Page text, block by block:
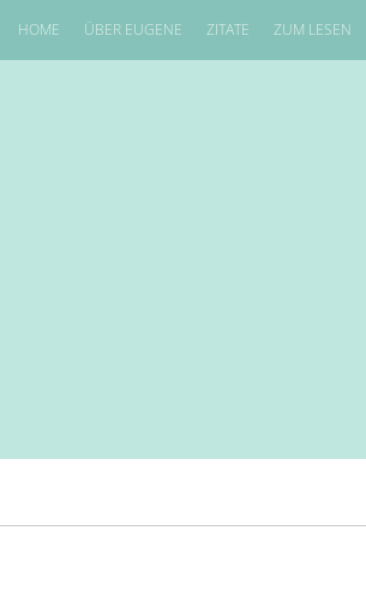
HOME ÜBER EUGENE ZITATE ZUM LESEN